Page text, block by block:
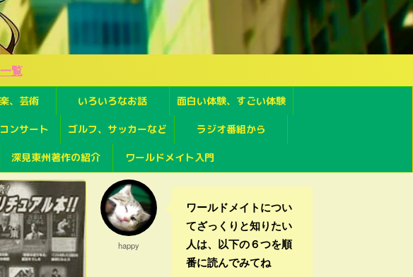
覧
、芸術 いろいろなお話 面白い体験、すごい体験
ンサート ゴルフ、サッカーなど ラジオ番組から
深見東州著作の紹介 ワールドメイト入門
happy
ワールドメイトについ
てざっくりと知りたい
人は、以下の６つを順
番に読んでみてね